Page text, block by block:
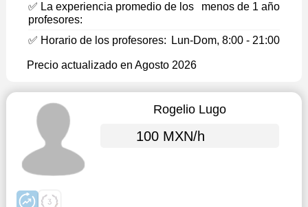
✅ La experiencia promedio de los
profesores:
menos de 1 año
✅ Horario de los profesores: Lun-Dom, 8:00 - 21:00
Precio actualizado en Agosto 2026
Rogelio Lugo
100 MXN/h